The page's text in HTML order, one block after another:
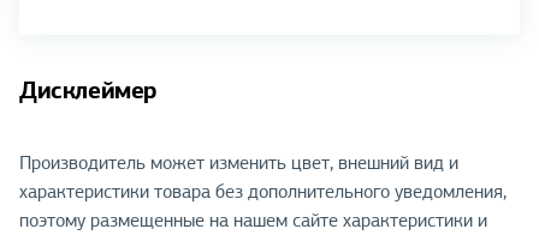
Дисклеймер
Производитель может изменить цвет, внешний вид и
характеристики товара без дополнительного уведомления,
поэтому размещенные на нашем сайте характеристики и